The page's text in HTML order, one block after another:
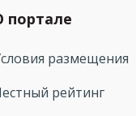
портале
размещения
рейтинг